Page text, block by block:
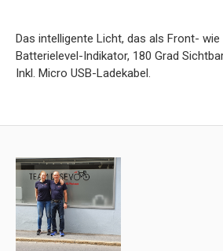
Das intelligente Licht, das als Front-
Batterielevel-Indikator, 180 Grad
Inkl. Micro USB-Ladekabel.